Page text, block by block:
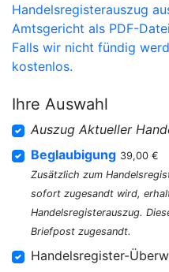
Handelsregisterauszug
Amtsgericht als PDF-
Falls wir nicht fündig
kostenlos.
Ihre Auswahl
Auszug Aktueller
Beglaubigung 39,00 €
Zusätzlich zum
sofort zugesandt wird,
Handelsregisterauszug.
Briefpost zugesandt.
Handelsregister-